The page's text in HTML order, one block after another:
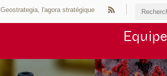
Geostrategia, l'agora stratégique
Equipe